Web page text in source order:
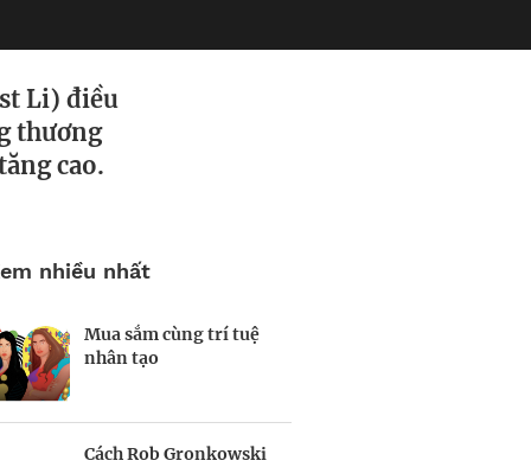
Li) điều
thương
cao.
nhiều nhất
Mua sắm cùng trí tuệ
nhân tạo
Cách Rob Gronkowski
Nhà sáng lập 25 tuổi và
tham vọng lật đổ drone
Thợ săn khoản vay
Kiểm soát bất ổn và
bảo vệ sức khỏe tinh
BRANDCONNECT| Brand